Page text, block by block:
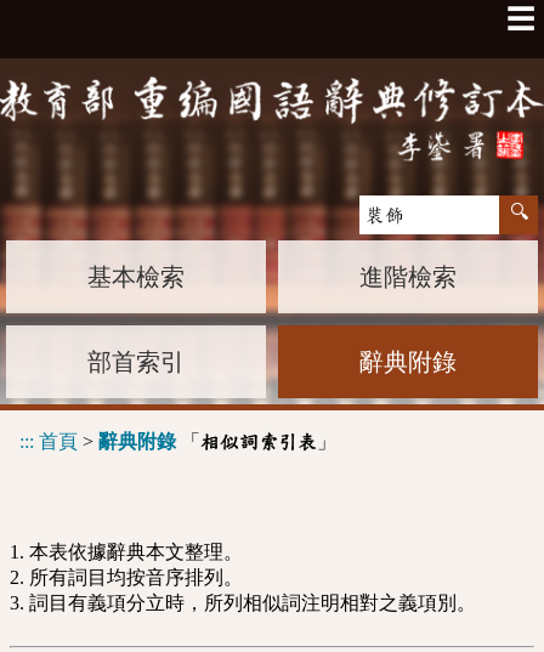
☰
基本檢索 進階檢索
部首索引 辭典附錄
::: 首頁 > 辭典附錄「 相似詞索引表 」
1. 本表依據辭典本文整理。
2. 所有詞目均按音序排列。
3. 詞目有義項分立時，所列相似詞注明相對之義項別。